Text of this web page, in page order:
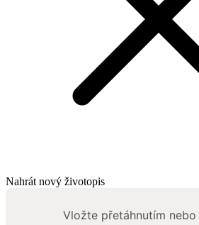
Nahrát nový životopis
Vložte přetáhnutím nebo